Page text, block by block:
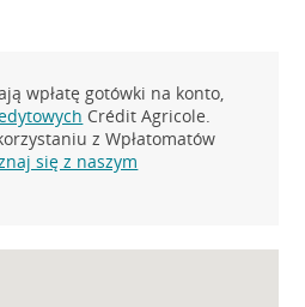
wpłatę gotówki na konto,
Crédit Agricole.
z Wpłatomatów
się z naszym